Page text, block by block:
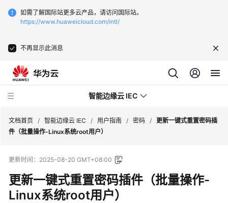
如需了解国际站更多云产品，请访问国际站。
https://www.huaweicloud.com/intl/
不再显示此消息
智能边缘云 IEC
新
动
态
文档首页 / 智能边缘云 IEC / 用户指南 / 密码 / 更新一键式重置密码插
件（批量操作-Linux系统root用户）
更新时间： 2025-08-20 GMT+08:00
更新一键式重置密码插件（批量操作-
Linux系统root用户）